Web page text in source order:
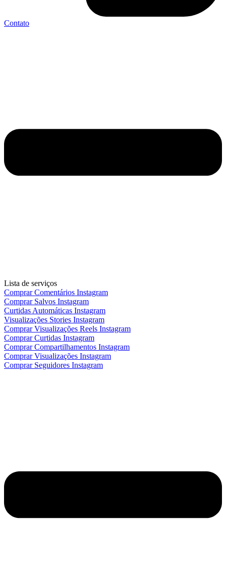
Contato
Lista de serviços
Comprar Comentários Instagram
Comprar Salvos Instagram
Curtidas Automáticas Instagram
Visualizações Stories Instagram
Comprar Visualizações Reels Instagram
Comprar Curtidas Instagram
Comprar Compartilhamentos Instagram
Comprar Visualizações Instagram
Comprar Seguidores Instagram